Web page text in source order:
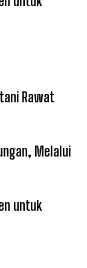
Rawat
Melalui
untuk